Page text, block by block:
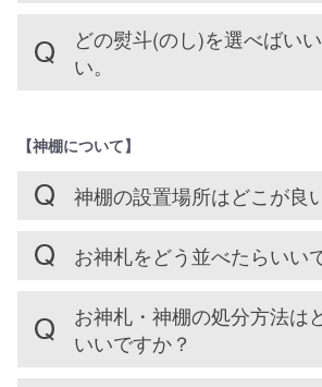
どの熨斗(のし)を選べばい
い。
【神棚について】
神棚の設置場所はどこが良
お神札をどう並べたらいい
お神札・神棚の処分方法は
いいですか？